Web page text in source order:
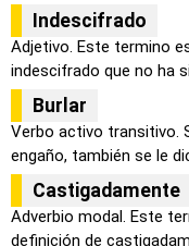
Indescifrado
Adjetivo. Este termino
indescifrado que no ha
Burlar
Verbo activo transitivo.
engaño, también se le
Castigadamente
Adverbio modal. Este
definición de